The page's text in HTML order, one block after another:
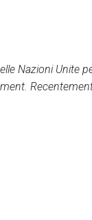
Nazioni Unite